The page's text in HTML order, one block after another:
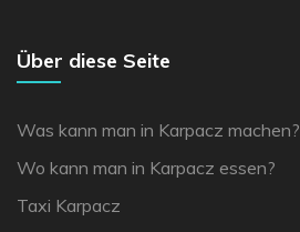
Über diese Seite
Was kann man in Karpacz machen?
Wo kann man in Karpacz essen?
Taxi Karpacz